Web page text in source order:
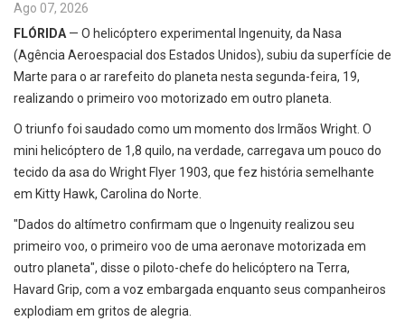
Ago 07, 2026
FLÓRIDA — O helicóptero experimental Ingenuity, da Nasa
(Agência Aeroespacial dos Estados Unidos), subiu da superfície de
Marte para o ar rarefeito do planeta nesta segunda-feira, 19,
realizando o primeiro voo motorizado em outro planeta.
O triunfo foi saudado como um momento dos Irmãos Wright. O
mini helicóptero de 1,8 quilo, na verdade, carregava um pouco do
tecido da asa do Wright Flyer 1903, que fez história semelhante
em Kitty Hawk, Carolina do Norte.
"Dados do altímetro confirmam que o Ingenuity realizou seu
primeiro voo, o primeiro voo de uma aeronave motorizada em
outro planeta", disse o piloto-chefe do helicóptero na Terra,
Havard Grip, com a voz embargada enquanto seus companheiros
explodiam em gritos de alegria.